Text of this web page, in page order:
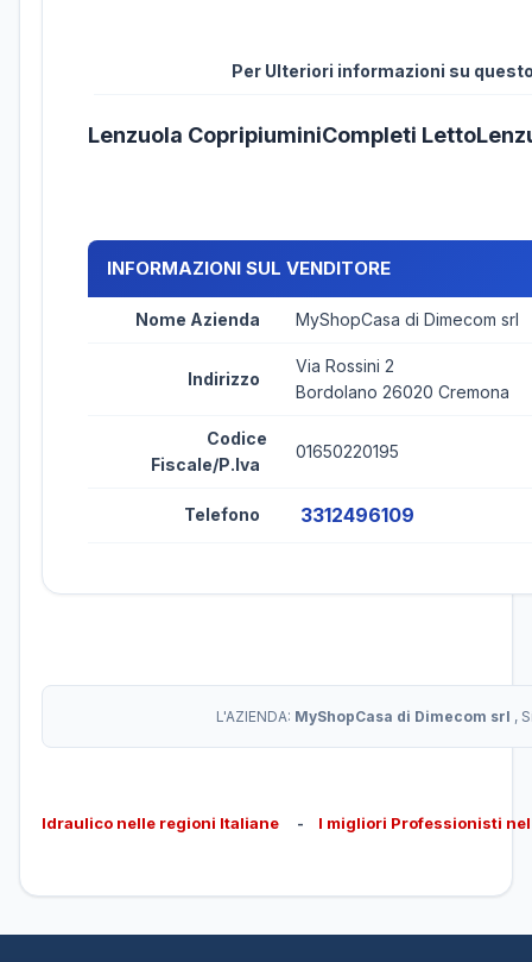
Per Ulteriori informazioni su
Lenzuola CopripiuminiCompleti
INFORMAZIONI SUL VENDITORE
Nome Azienda MyShopCasa di Dimecom srl
Indirizzo
Via Rossini 2
Bordolano 26020 Cremona
Codice
Fiscale/P.Iva
01650220195
Telefono 3312496109
L'AZIENDA: MyShopCasa di Dimecom srl ,
Idraulico nelle regioni Italiane - I migliori Professionisti